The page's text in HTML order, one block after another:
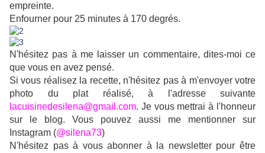
empreinte.
Enfourner pour 25 minutes à 170 degrés.
N'hésitez pas à me laisser un commentaire, dites-moi ce
que vous en avez pensé.
Si vous réalisez la recette, n'hésitez pas à m'envoyer votre
photo du plat réalisé, à l'adresse suivante
lacuisinedesilena@gmail.com. Je vous mettrai à l'honneur
sur le blog. Vous pouvez aussi me mentionner sur
Instagram (@silena73)
N'hésitez pas à vous abonner à la newsletter pour être